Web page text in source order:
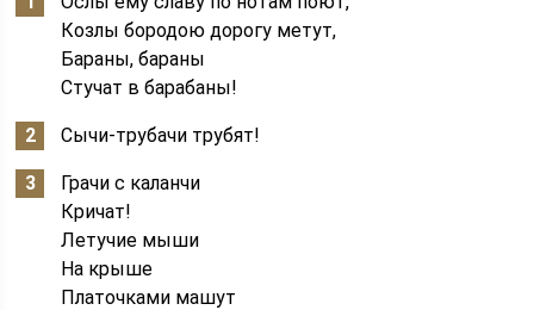
Козлы бородою дорогу метут,
Бараны, бараны
Стучат в барабаны!
Сычи-трубачи трубят!
Грачи с каланчи
Кричат!
Летучие мыши
На крыше
Платочками машут